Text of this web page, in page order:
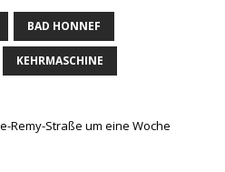
BAD HONNEF
KEHRMASCHINE
Remy-Straße um eine Woche